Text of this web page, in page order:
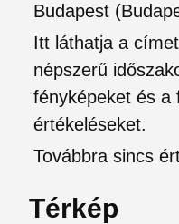
Budapest
Itt láthatja a
népszerű
fényképeket és a
értékeléseket.
Továbbra sincs
Térkép